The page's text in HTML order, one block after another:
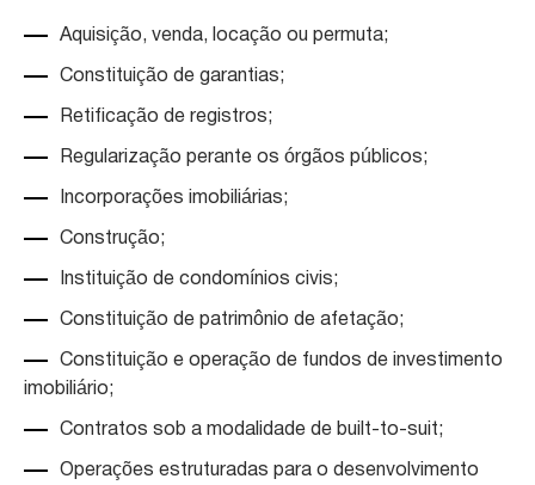
Aquisição, venda, locação ou permuta;
Constituição de garantias;
Retificação de registros;
Regularização perante os órgãos públicos;
Incorporações imobiliárias;
Construção;
Instituição de condomínios civis;
Constituição de patrimônio de afetação;
Constituição e operação de fundos de investimento
imobiliário;
Contratos sob a modalidade de built-to-suit;
Operações estruturadas para o desenvolvimento